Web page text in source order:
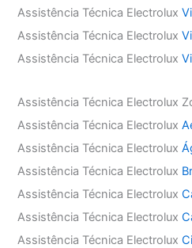
Assistência Técnica Electrolux
Assistência Técnica Electrolux
Assistência Técnica Electrolux
Assistência Técnica Electrolux
Assistência Técnica Electrolux
Assistência Técnica Electrolux
Assistência Técnica Electrolux
Assistência Técnica Electrolux
Assistência Técnica Electrolux
Assistência Técnica Electrolux